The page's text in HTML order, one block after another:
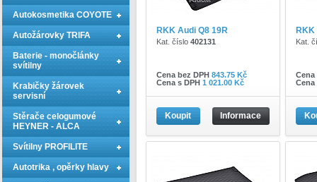
RKK Audi Q8 19R
Kat. číslo 402131
Cena bez DPH 843.75 Kč
Cena s DPH 1 021.00 Kč
Koupit Informace
Kat.
Autokosmetika COYOTE
Autožárovky TRIFA
Baterie - monočlánky
svítilny
Krabičky žárovek
servisní
Stěrače celogumové
HEYNER - ALCA
Svítilny PROFILITE
Autotrika , opěrky hlavy